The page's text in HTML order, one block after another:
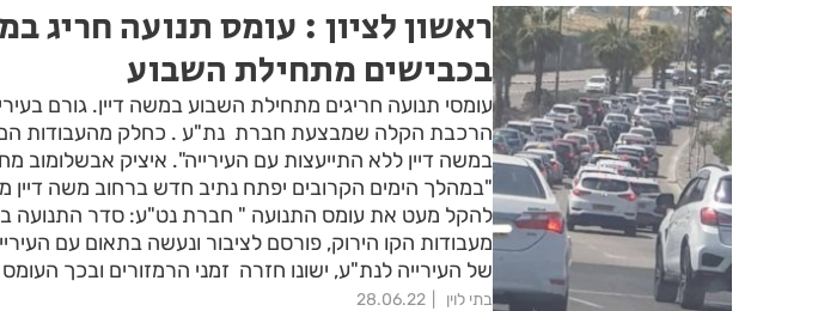
ראשון לציון : עומס תנועה חריג
בכבישים מתחילת השבוע
עומסי תנועה חריגים מתחילת השבוע במשה דיין. גורם
הרכבת הקלה שמבצעת חברת נת"ע . כחלק מהעבודות הם
במשה דיין ללא התייעצות עם העירייה". איציק אבשלומוב
"במהלך הימים הקרובים יפתח נתיב חדש ברחוב משה דיין
להקל מעט את עומס התנועה " חברת נט"ע: סדר התנועה
מעבודות הקו הירוק, פורסם לציבור ונעשה בתאום עם
של העירייה לנת"ע, ישונו חזרה זמני הרמזורים ובכך
בתי לוין 28.06.22